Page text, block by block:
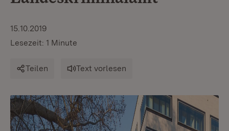
15.10.2019
Lesezeit: 1 Minute
Teilen Text vorlesen